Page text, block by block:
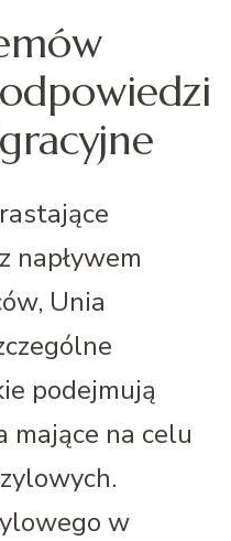
napływem
Unia
podejmują
mające na celu
w